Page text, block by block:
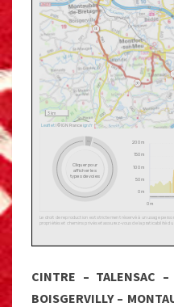
CINTRE – TALENSAC
BOISGERVILLY –